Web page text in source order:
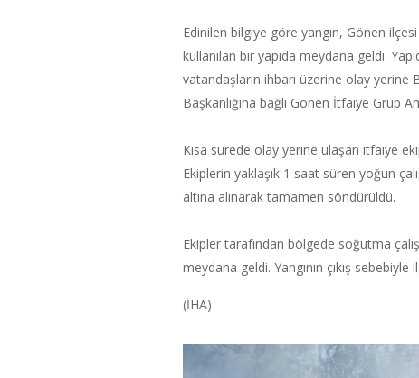
Edinilen bilgiye göre yangın, Gönen
kullanılan bir yapıda meydana geldi.
vatandaşların ihbarı üzerine olay
Başkanlığına bağlı Gönen İtfaiye Grup
Kısa sürede olay yerine ulaşan itfaiye
Ekiplerin yaklaşık 1 saat süren yoğun
altına alınarak tamamen söndürüldü.
Ekipler tarafından bölgede soğutma
meydana geldi. Yangının çıkış sebebiyle
(İHA)